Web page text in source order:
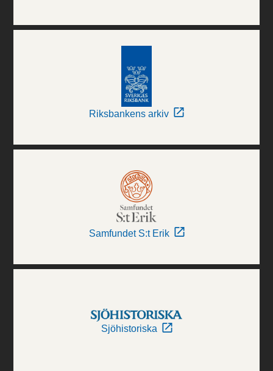
Riksbankens arkiv
Samfundet S:t Erik
Sjöhistoriska